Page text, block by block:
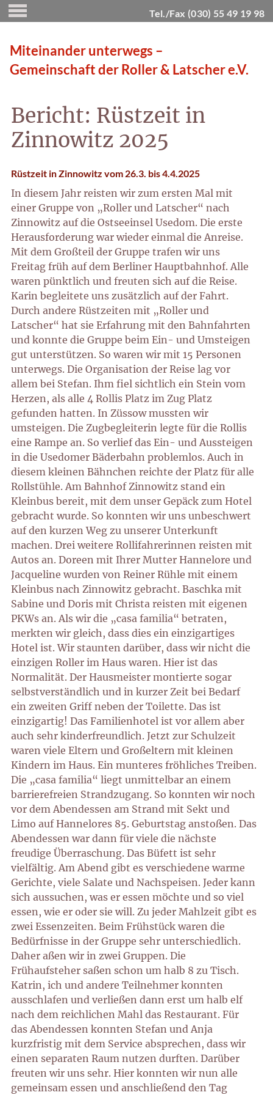
Tel./Fax (030) 55 49 19 98
Miteinander unterwegs –
Gemeinschaft der Roller & Latscher e.V.
Bericht: Rüstzeit in
Zinnowitz 2025
Rüstzeit in Zinnowitz vom 26.3. bis 4.4.2025
In diesem Jahr reisten wir zum ersten Mal mit
einer Gruppe von „Roller und Latscher“ nach
Zinnowitz auf die Ostseeinsel Usedom. Die erste
Herausforderung war wieder einmal die Anreise.
Mit dem Großteil der Gruppe trafen wir uns
Freitag früh auf dem Berliner Hauptbahnhof. Alle
waren pünktlich und freuten sich auf die Reise.
Karin begleitete uns zusätzlich auf der Fahrt.
Durch andere Rüstzeiten mit „Roller und
Latscher“ hat sie Erfahrung mit den Bahnfahrten
und konnte die Gruppe beim Ein- und Umsteigen
gut unterstützen. So waren wir mit 15 Personen
unterwegs. Die Organisation der Reise lag vor
allem bei Stefan. Ihm fiel sichtlich ein Stein vom
Herzen, als alle 4 Rollis Platz im Zug Platz
gefunden hatten. In Züssow mussten wir
umsteigen. Die Zugbegleiterin legte für die Rollis
eine Rampe an. So verlief das Ein- und Aussteigen
in die Usedomer Bäderbahn problemlos. Auch in
diesem kleinen Bähnchen reichte der Platz für alle
Rollstühle. Am Bahnhof Zinnowitz stand ein
Kleinbus bereit, mit dem unser Gepäck zum Hotel
gebracht wurde. So konnten wir uns unbeschwert
auf den kurzen Weg zu unserer Unterkunft
machen. Drei weitere Rollifahrerinnen reisten mit
Autos an. Doreen mit Ihrer Mutter Hannelore und
Jacqueline wurden von Reiner Rühle mit einem
Kleinbus nach Zinnowitz gebracht. Baschka mit
Sabine und Doris mit Christa reisten mit eigenen
PKWs an. Als wir die „casa familia“ betraten,
merkten wir gleich, dass dies ein einzigartiges
Hotel ist. Wir staunten darüber, dass wir nicht die
einzigen Roller im Haus waren. Hier ist das
Normalität. Der Hausmeister montierte sogar
selbstverständlich und in kurzer Zeit bei Bedarf
ein zweiten Griff neben der Toilette. Das ist
einzigartig! Das Familienhotel ist vor allem aber
auch sehr kinderfreundlich. Jetzt zur Schulzeit
waren viele Eltern und Großeltern mit kleinen
Kindern im Haus. Ein munteres fröhliches Treiben.
Die „casa familia“ liegt unmittelbar an einem
barrierefreien Strandzugang. So konnten wir noch
vor dem Abendessen am Strand mit Sekt und
Limo auf Hannelores 85. Geburtstag anstoßen. Das
Abendessen war dann für viele die nächste
freudige Überraschung. Das Büfett ist sehr
vielfältig. Am Abend gibt es verschiedene warme
Gerichte, viele Salate und Nachspeisen. Jeder kann
sich aussuchen, was er essen möchte und so viel
essen, wie er oder sie will. Zu jeder Mahlzeit gibt es
zwei Essenzeiten. Beim Frühstück waren die
Bedürfnisse in der Gruppe sehr unterschiedlich.
Daher aßen wir in zwei Gruppen. Die
Frühaufsteher saßen schon um halb 8 zu Tisch.
Katrin, ich und andere Teilnehmer konnten
ausschlafen und verließen dann erst um halb elf
nach dem reichlichen Mahl das Restaurant. Für
das Abendessen konnten Stefan und Anja
kurzfristig mit dem Service absprechen, dass wir
einen separaten Raum nutzen durften. Darüber
freuten wir uns sehr. Hier konnten wir nun alle
gemeinsam essen und anschließend den Tag